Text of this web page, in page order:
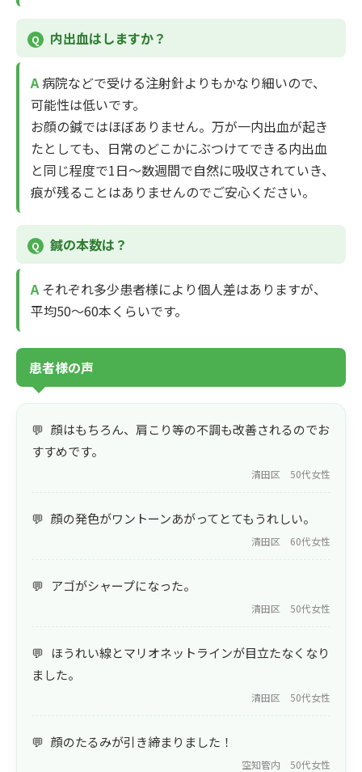
内出血はしますか？
病院などで受ける注射針よりもかなり細いので、
可能性は低いです。
お顔の鍼ではほぼありません。万が一内出血が起き
たとしても、日常のどこかにぶつけてできる内出血
と同じ程度で1日～数週間で自然に吸収されていき、
痕が残ることはありませんのでご安心ください。
鍼の本数は？
それぞれ多少患者様により個人差はありますが、
平均50～60本くらいです。
患者様の声
顔はもちろん、肩こり等の不調も改善されるのでお
すすめです。
清田区 50代女性
顔の発色がワントーンあがってとてもうれしい。
清田区 60代女性
アゴがシャープになった。
清田区 50代女性
ほうれい線とマリオネットラインが目立たなくなり
ました。
清田区 50代女性
顔のたるみが引き締まりました！
空知管内 50代女性